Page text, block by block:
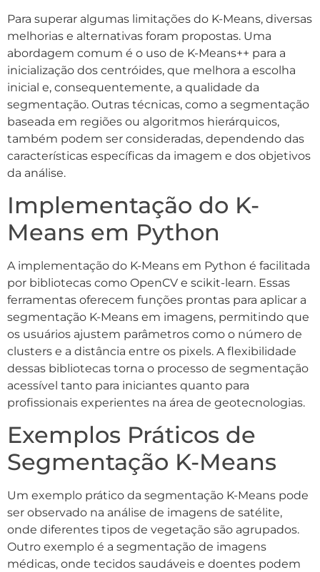
Para superar algumas limitações do K-Means, diversas
melhorias e alternativas foram propostas. Uma
abordagem comum é o uso de K-Means++ para a
inicialização dos centróides, que melhora a escolha
inicial e, consequentemente, a qualidade da
segmentação. Outras técnicas, como a segmentação
baseada em regiões ou algoritmos hierárquicos,
também podem ser consideradas, dependendo das
características específicas da imagem e dos objetivos
da análise.
Implementação do K-
Means em Python
A implementação do K-Means em Python é facilitada
por bibliotecas como OpenCV e scikit-learn. Essas
ferramentas oferecem funções prontas para aplicar a
segmentação K-Means em imagens, permitindo que
os usuários ajustem parâmetros como o número de
clusters e a distância entre os pixels. A flexibilidade
dessas bibliotecas torna o processo de segmentação
acessível tanto para iniciantes quanto para
profissionais experientes na área de geotecnologias.
Exemplos Práticos de
Segmentação K-Means
Um exemplo prático da segmentação K-Means pode
ser observado na análise de imagens de satélite,
onde diferentes tipos de vegetação são agrupados.
Outro exemplo é a segmentação de imagens
médicas, onde tecidos saudáveis e doentes podem